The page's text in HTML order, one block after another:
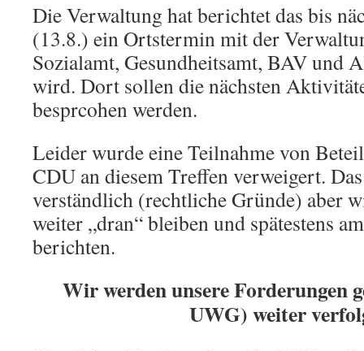
Die Verwaltung hat berichtet das bis
(13.8.) ein Ortstermin mit der
Sozialamt, Gesundheitsamt, BAV und
wird. Dort sollen die nächsten
besprcohen werden.
Leider wurde eine Teilnahme von
CDU an diesem Treffen verweigert.
verständlich (rechtliche Gründe) aber
weiter „dran“ bleiben und spätestens
berichten.
Wir werden unsere Forderungen
UWG) weiter